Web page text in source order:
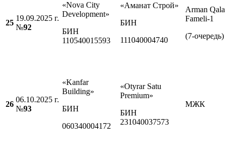
25
19.09.2025 г.
№92
«Nova City
Development»
БИН
110540015593
«Аманат Строй»
БИН
111040004740
Arman Qala
Fameli-1
(7-очередь)
26
06.10.2025 г.
№93
«Kanfar
Building»
БИН
060340004172
«Otyrar Satu
Premium»
БИН
231040037573
МЖК